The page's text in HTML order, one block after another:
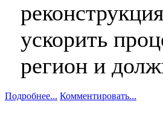
ускорить
регион и
Подробнее... Комментировать...